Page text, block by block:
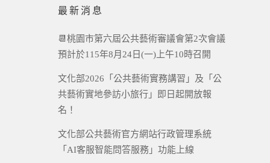
最新消息
📆桃園市第六屆公共藝術審議會第2次會議
預計於115年8月24日(一)上午10時召開
文化部2026「公共藝術實務講習」及「公
共藝術實地參訪小旅行」即日起開放報
名！
文化部公共藝術官方網站行政管理系統
「AI客服智能問答服務」功能上線